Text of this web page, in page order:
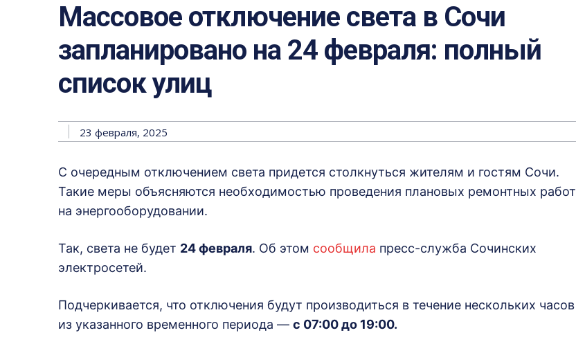
Массовое отключение света в Сочи
запланировано на 24 февраля: полный
список улиц
23 февраля, 2025
С очередным отключением света придется столкнуться жителям и гостям Сочи.
Такие меры объясняются необходимостью проведения плановых ремонтных работ
на энергооборудовании.
Так, света не будет 24 февраля. Об этом сообщила пресс-служба Сочинских
электросетей.
Подчеркивается, что отключения будут производиться в течение нескольких часов
из указанного временного периода — с 07:00 до 19:00.